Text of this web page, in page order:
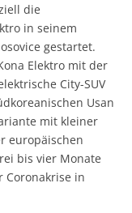
die
in seinem
gestartet.
Elektro mit der
City-SUV
Usan
mit kleiner
europäischen
bis vier Monate
in